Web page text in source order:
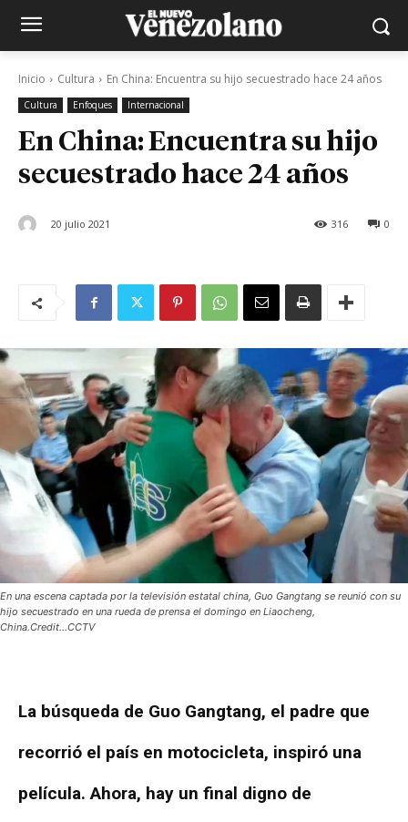
Inicio Cultura En China: Encuentra su hijo secuestrado hace 24 años
Cultura Enfoques Internacional
En China: Encuentra su hijo
secuestrado hace 24 años
20 julio 2021 0
316
En una escena captada por la televisión estatal china, Guo Gangtang se reunió con su
hijo secuestrado en una rueda de prensa el domingo en Liaocheng,
China.Credit...CCTV
La búsqueda de Guo Gangtang, el padre que
recorrió el país en motocicleta, inspiró una
película. Ahora, hay un final digno de